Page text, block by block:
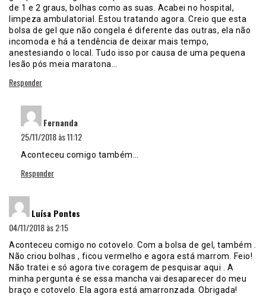
de 1 e 2 graus, bolhas como as suas. Acabei no hospital,
limpeza ambulatorial. Estou tratando agora. Creio que esta
bolsa de gel que não congela é diferente das outras, ela não
incomoda e há a tendência de deixar mais tempo,
anestesiando o local. Tudo isso por causa de uma pequena
lesão pós meia maratona…
Responder
Fernanda
25/11/2018 às 11:12
Aconteceu comigo também…
Responder
Luísa Pontes
04/11/2018 às 2:15
Aconteceu comigo no cotovelo. Com a bolsa de gel, também .
Não criou bolhas , ficou vermelho e agora está marrom. Feio!
Não tratei e só agora tive coragem de pesquisar aqui . A
minha pergunta é se essa mancha vai desaparecer do meu
braço e cotovelo. Ela agora está amarronzada. Obrigada!